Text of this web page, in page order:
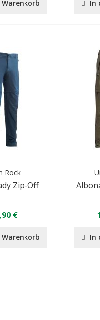
Warenkorb In
Rock
Zip-Off
€
Warenkorb In